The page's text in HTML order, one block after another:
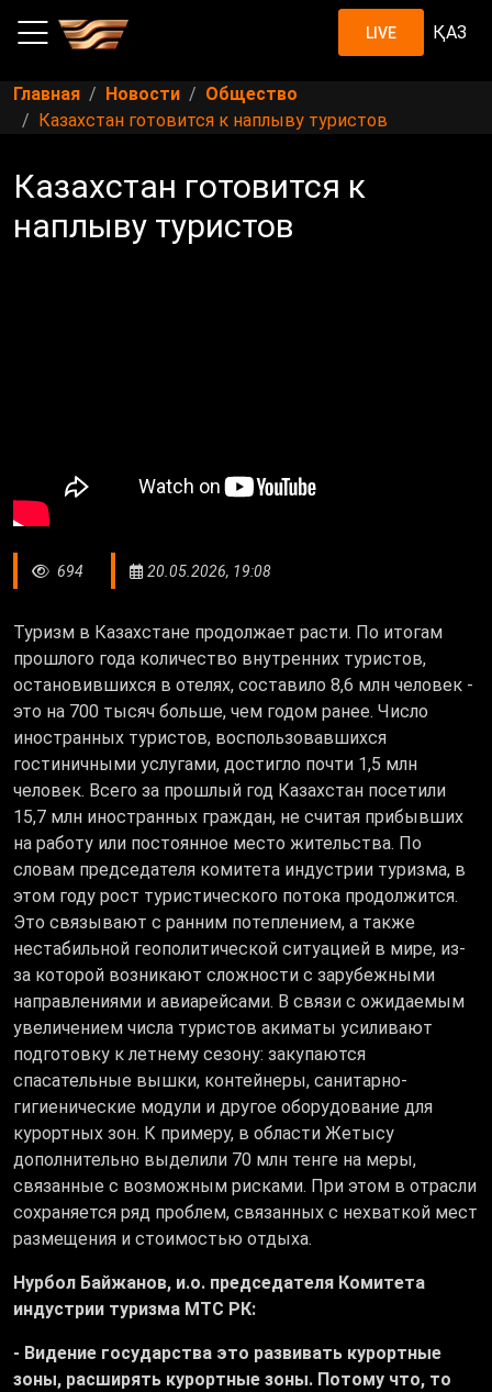
LIVE ҚАЗ
Главная Новости
Общество
Казахстан готовится к наплыву туристов
Казахстан готовится к
наплыву туристов
694 20.05.2026, 19:08
Туризм в Казахстане продолжает расти. По итогам
прошлого года количество внутренних туристов,
остановившихся в отелях, составило 8,6 млн человек -
это на 700 тысяч больше, чем годом ранее. Число
иностранных туристов, воспользовавшихся
гостиничными услугами, достигло почти 1,5 млн
человек. Всего за прошлый год Казахстан посетили
15,7 млн иностранных граждан, не считая прибывших
на работу или постоянное место жительства. По
словам председателя комитета индустрии туризма, в
этом году рост туристического потока продолжится.
Это связывают с ранним потеплением, а также
нестабильной геополитической ситуацией в мире, из-
за которой возникают сложности с зарубежными
направлениями и авиарейсами. В связи с ожидаемым
увеличением числа туристов акиматы усиливают
подготовку к летнему сезону: закупаются
спасательные вышки, контейнеры, санитарно-
гигиенические модули и другое оборудование для
курортных зон. К примеру, в области Жетысу
дополнительно выделили 70 млн тенге на меры,
связанные с возможным рисками. При этом в отрасли
сохраняется ряд проблем, связанных с нехваткой мест
размещения и стоимостью отдыха.
Нурбол Байжанов, и.о. председателя Комитета
индустрии туризма МТС РК:
- Видение государства это развивать курортные
зоны, расширять курортные зоны. Потому что, то